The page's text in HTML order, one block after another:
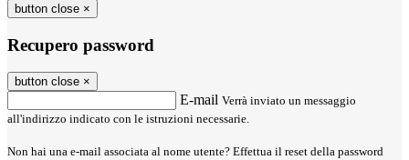
button close ×
Recupero password
button close ×
E-mail Verrà inviato un messaggio
all'indirizzo indicato con le istruzioni necessarie.
Non hai una e-mail associata al nome utente? Effettua il reset della password